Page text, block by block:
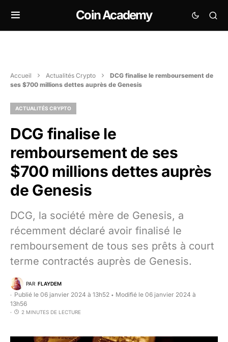
Coin Academy
Accueil Actualités Crypto
DCG finalise le remboursement de
ses $700 millions dettes auprès de Genesis
ACTUALITÉS CRYPTO
DCG finalise le
remboursement de ses
$700 millions dettes auprès
de Genesis
DCG, la société mère de Genesis, a
récemment déclaré avoir finalisé le
remboursement de tous ses prêts à court
terme contractés auprès de Genesis.
PAR FLAYDEM
Publié le 06 janvier 2024 à 13h52 • Modifié le 06 janvier 2024 à
13h56
2 MINUTES DE LECTURE